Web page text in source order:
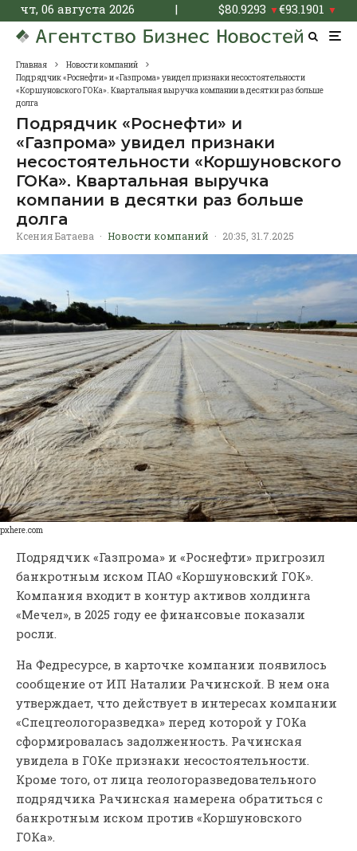
чт, 06 августа 2026 | $80.9293 ▼€93.1901 ▼
Главная
Новости компаний
Подрядчик «Роснефти» и «Газпрома» увидел признаки несостоятельности
«Коршуновского ГОКа». Квартальная выручка компании в десятки раз больше
долга
Подрядчик «Роснефти» и
«Газпрома» увидел признаки
несостоятельности «Коршуновского
ГОКа». Квартальная выручка
компании в десятки раз больше
долга
Ксения Батаева · Новости компаний · 20:35, 31.7.2025
pxhere.com
Подрядчик «Газпрома» и «Роснефти» пригрозил
банкротным иском ПАО «Коршуновский ГОК».
Компания входит в контур активов холдинга
«Мечел», в 2025 году ее финансовые показали
росли.
На Федресурсе, в карточке компании появилось
сообщение от ИП Наталии Рачинской. В нем она
утверждает, что действует в интересах компании
«Спецгеологоразведка» перед которой у ГОКа
сформировалась задолженность. Рачинская
увидела в ГОКе признаки несостоятельности.
Кроме того, от лица геологоразведовательного
подрядчика Рачинская намерена обратиться с
банкротным иском против «Коршуновского
ГОКа».